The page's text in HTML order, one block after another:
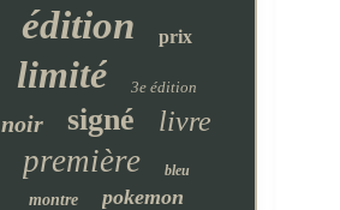
édition prix
limité 3e édition
noir signé livre
première bleu
montre pokemon